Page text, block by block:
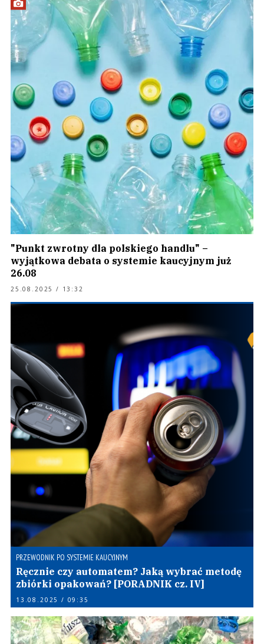
"Punkt zwrotny dla polskiego handlu" –
wyjątkowa debata o systemie kaucyjnym już
26.08
25.08.2025 / 13:32
PRZEWODNIK PO SYSTEMIE KAUCYJNYM
Ręcznie czy automatem? Jaką wybrać metodę
zbiórki opakowań? [PORADNIK cz. IV]
13.08.2025 / 09:35